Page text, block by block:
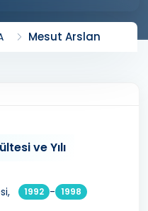
Mesut Arslan
ve Yılı
1992 - 1998